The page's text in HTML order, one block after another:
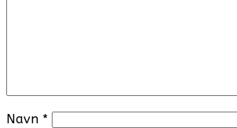
Navn *